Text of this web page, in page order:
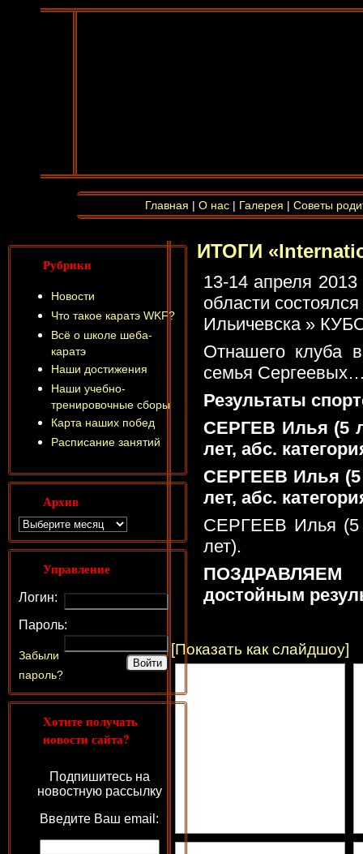
Главная | О нас | Галерея | Советы
ИТОГИ
13-14 апреля
области
Ильичевска »
Отнашего клуба
семья
Результаты
СЕРГЕВ Илья (5
лет, абс.
СЕРГЕЕВ Илья (5
лет, абс.
СЕРГЕЕВ Илья (5
лет).
достойным
[Показать как слайдшоу]
Рубрики
Новости
Что такое каратэ WKF?
Всё о школе шеба-
каратэ
Наши достижения
Наши учебно-
тренировочные сборы
Карта наших побед
Расписание занятий
Архив
Управление
Логин:
Пароль:
Забыли
пароль?
Хотите получать
новости сайта?
Подпишитесь на
новостную рассылку
Введите Ваш email: